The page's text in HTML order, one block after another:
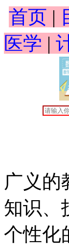
首页 |
医学 |
广义的
知识、
个性化